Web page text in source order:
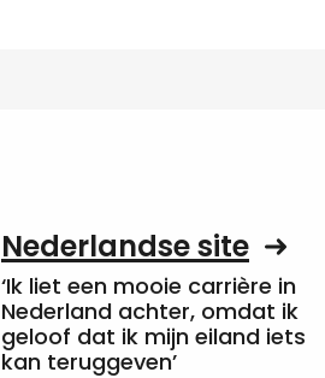
Nederlandse site
‘Ik liet een mooie carrière in
Nederland achter, omdat ik
geloof dat ik mijn eiland iets
kan teruggeven’